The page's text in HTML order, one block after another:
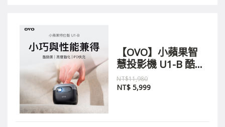
【OVO】小蘋果智
慧投影機 U1-B 酷勁
黑
NT$11,980
NT$ 5,999